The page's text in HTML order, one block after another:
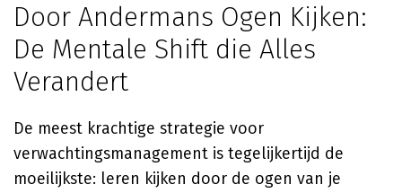
Door Andermans Ogen Kijken:
De Mentale Shift die Alles
Verandert
De meest krachtige strategie voor
verwachtingsmanagement is tegelijkertijd de
moeilijkste: leren kijken door de ogen van je